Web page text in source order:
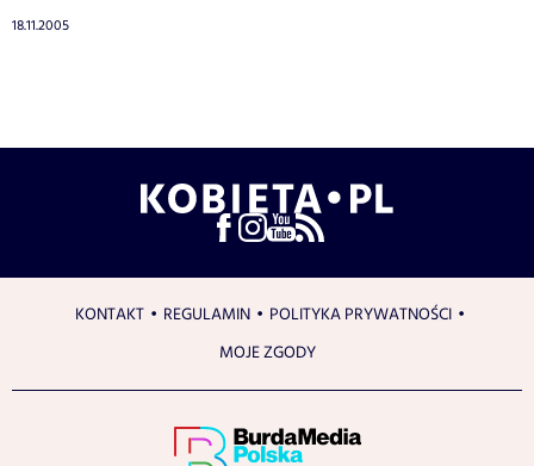
18.11.2005
KONTAKT REGULAMIN
POLITYKA PRYWATNOŚCI
MOJE ZGODY